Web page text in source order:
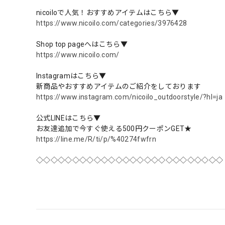
nicoiloで人気！おすすめアイテムはこちら▼
https://www.nicoilo.com/categories/3976428
Shop top pageへはこちら▼
https://www.nicoilo.com/
Instagramはこちら▼
新商品やおすすめアイテムのご紹介をしております
https://www.instagram.com/nicoilo_outdoorstyle/?hl=ja
公式LINEはこちら▼
お友達追加で今すぐ使える500円クーポンGET★
https://line.me/R/ti/p/%40274fwfrn
◇◇◇◇◇◇◇◇◇◇◇◇◇◇◇◇◇◇◇◇◇◇◇◇◇◇